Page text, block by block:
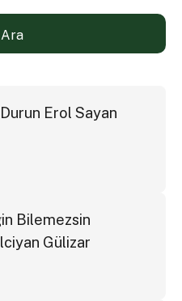
Ara
Erol Sayan
Bilemezsin
Gülizar